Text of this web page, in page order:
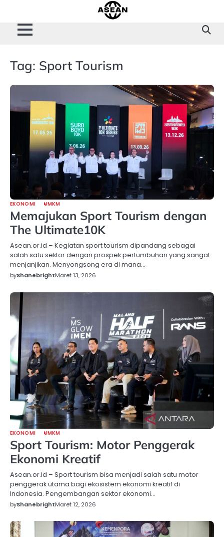
content
Tag: Sport Tourism
EKONOMI UMKM
Memajukan Sport Tourism dengan
The Ultimate10K
Asean.or.id – Kegiatan sport tourism dipandang sebagai
salah satu sektor dengan prospek pertumbuhan yang sangat
menjanjikan. Menyongsong era di mana…
byShanebrightMaret 13, 2026
EKONOMI UMKM
Sport Tourism: Motor Penggerak
Ekonomi Kreatif
Asean.or.id – Sport tourism bisa menjadi salah satu motor
penggerak utama bagi ekosistem ekonomi kreatif di
Indonesia. Pengembangan sektor ekonomi…
byShanebrightMaret 12, 2026